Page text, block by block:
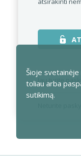
Jau turite
Šioje
toliau arba
sutikimą.